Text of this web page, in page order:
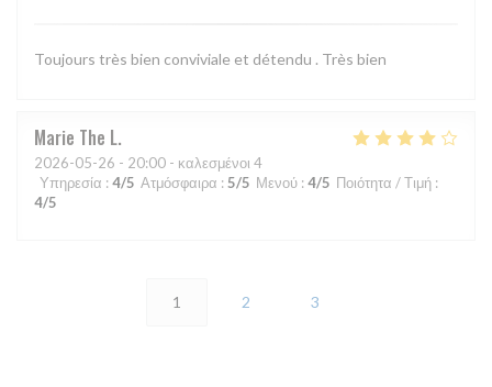
Toujours très bien conviviale et détendu . Très bien
Marie The L
2026-05-26 - 20:00 - καλεσμένοι 4
Υπηρεσία : 4/5 Ατμόσφαιρα : 5/5 Μενού : 4/5 Ποιότητα / Τιμή :
4/5
1 2 3